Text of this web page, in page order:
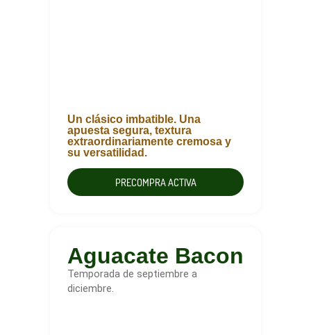
Un clásico imbatible. Una
apuesta segura, textura
extraordinariamente cremosa y
su versatilidad.
PRECOMPRA ACTIVA
Aguacate Bacon
Temporada de septiembre a
diciembre.